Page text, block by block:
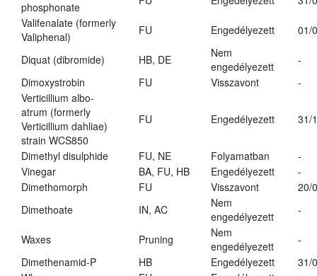
phosphonate
Valifenalate (formerly
Valiphenal)
FU Engedélyezett 01/
Diquat (dibromide) HB, DE
Nem
engedélyezett
-
Dimoxystrobin
FU Visszavont
-
Verticillium albo-
atrum (formerly
Verticillium dahliae)
strain WCS850
FU Engedélyezett 31/
Dimethyl disulphide FU, NE Folyamatban
-
Vinegar
BA, FU, HB Engedélyezett
-
Dimethomorph
FU Visszavont
20/
Dimethoate
IN, AC
Nem
engedélyezett
-
Waxes Pruning
Nem
engedélyezett
-
Dimethenamid-P
HB Engedélyezett
31/